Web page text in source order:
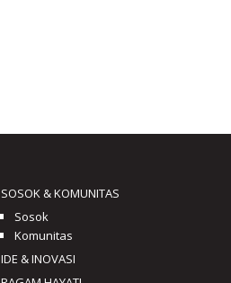
SOSOK & KOMUNITAS
Sosok
Komunitas
IDE & INOVASI